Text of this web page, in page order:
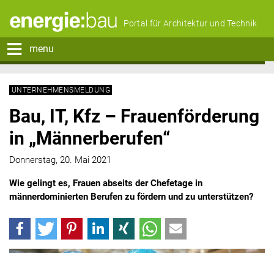
Portal für Architektur und Technik
menu
UNTERNEHMENSMELDUNG
Bau, IT, Kfz – Frauenförderung
in „Männerberufen“
Donnerstag, 20. Mai 2021
Wie gelingt es, Frauen abseits der Chefetage in
männerdominierten Berufen zu fördern und zu unterstützen?